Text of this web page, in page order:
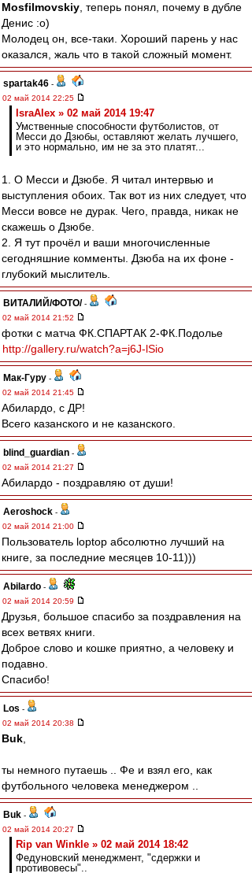
Mosfilmovskiy , теперь понял, почему в дубле
Денис :о)
Молодец он, все-таки. Хороший парень у нас
оказался, жаль что в такой сложный момент.
spartak46 -
02 май 2014 22:25
IsraAlex » 02 май 2014 19:47
Умственные способности футболистов, от
Месси до Дзюбы, оставляют желать лучшего,
и это нормально, им не за это платят...
1. О Месси и Дзюбе. Я читал интервью и
выступления обоих. Так вот из них следует, что
Месси вовсе не дурак. Чего, правда, никак не
скажешь о Дзюбе.
2. Я тут прочёл и ваши многочисленные
сегодняшние комменты. Дзюба на их фоне -
глубокий мыслитель.
ВИТАЛИЙ/ФОТО/ -
02 май 2014 21:52
фотки с матча ФК.СПАРТАК 2-ФК.Подолье
http://gallery.ru/watch?a=j6J-lSio
Мак-Гуру -
02 май 2014 21:45
Абилардо, с ДР!
Всего казанского и не казанского.
blind_guardian -
02 май 2014 21:27
Абилардо - поздравляю от души!
Aeroshock -
02 май 2014 21:00
Пользователь loptop абсолютно лучший на
книге, за последние месяцев 10-11)))
Abilardo -
02 май 2014 20:59
Друзья, большое спасибо за поздравления на
всех ветвях книги.
Доброе слово и кошке приятно, а человеку и
подавно.
Спасибо!
Los -
02 май 2014 20:38
Buk
ты немного путаешь .. Фе и взял его, как
футбольного человека менеджером ..
Buk -
02 май 2014 20:27
Rip van Winkle » 02 май 2014 18:42
Федуновский менеджмент, "сдержки и
противовесы"..